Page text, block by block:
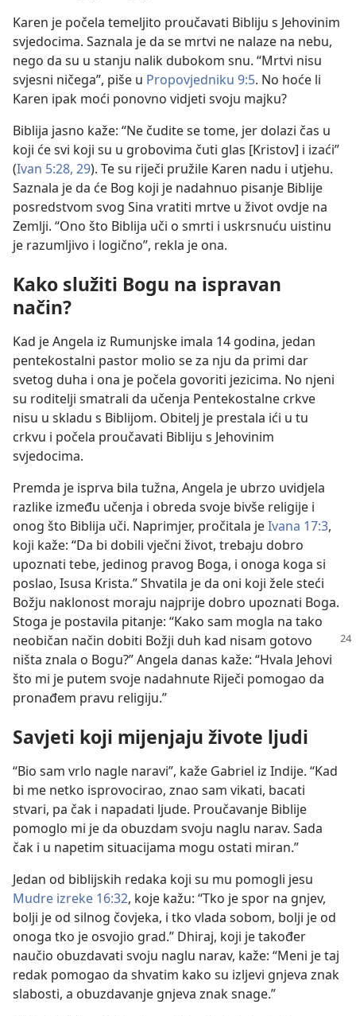
Karen je počela temeljito proučavati Bibliju s Jehovinim
svjedocima. Saznala je da se mrtvi ne nalaze na nebu,
nego da su u stanju nalik dubokom snu. “Mrtvi nisu
svjesni ničega”, piše u Propovjedniku 9:5. No hoće li
Karen ipak moći ponovno vidjeti svoju majku?
Biblija jasno kaže: “Ne čudite se tome, jer dolazi čas u
koji će svi koji su u grobovima čuti glas [Kristov] i izaći”
(Ivan 5:28, 29). Te su riječi pružile Karen nadu i utjehu.
Saznala je da će Bog koji je nadahnuo pisanje Biblije
posredstvom svog Sina vratiti mrtve u život ovdje na
Zemlji. “Ono što Biblija uči o smrti i uskrsnuću uistinu
je razumljivo i logično”, rekla je ona.
Kako služiti Bogu na ispravan
način?
Kad je Angela iz Rumunjske imala 14 godina, jedan
pentekostalni pastor molio se za nju da primi dar
svetog duha i ona je počela govoriti jezicima. No njeni
su roditelji smatrali da učenja Pentekostalne crkve
nisu u skladu s Biblijom. Obitelj je prestala ići u tu
crkvu i počela proučavati Bibliju s Jehovinim
svjedocima.
Premda je isprva bila tužna, Angela je ubrzo uvidjela
razlike između učenja i obreda svoje bivše religije i
onog što Biblija uči. Naprimjer, pročitala jeIvana 17:3,
koji kaže: “Da bi dobili vječni život, trebaju dobro
upoznati tebe, jedinog pravog Boga, i onoga koga si
poslao, Isusa Krista.” Shvatila je da oni koji žele steći
Božju naklonost moraju najprije dobro upoznati Boga.
Stoga je postavila pitanje: “Kako sam mogla na tako
neobičan način dobiti Božji duh kad nisam gotovo
ništa znala o Bogu?” Angela danas kaže: “Hvala Jehovi
što mi je putem svoje nadahnute Riječi pomogao da
pronađem pravu religiju.”
Savjeti koji mijenjaju živote ljudi
“Bio sam vrlo nagle naravi”, kaže Gabriel iz Indije. “Kad
bi me netko isprovocirao, znao sam vikati, bacati
stvari, pa čak i napadati ljude. Proučavanje Biblije
pomoglo mi je da obuzdam svoju naglu narav. Sada
čak i u napetim situacijama mogu ostati miran.”
Jedan od biblijskih redaka koji su mu pomogli jesu
Mudre izreke 16:32, koje kažu: “Tko je spor na gnjev,
bolji je od silnog čovjeka, i tko vlada sobom, bolji je od
onoga tko je osvojio grad.” Dhiraj, koji je također
naučio obuzdavati svoju naglu narav, kaže: “Meni je taj
redak pomogao da shvatim kako su izljevi gnjeva znak
slabosti, a obuzdavanje gnjeva znak snage.”